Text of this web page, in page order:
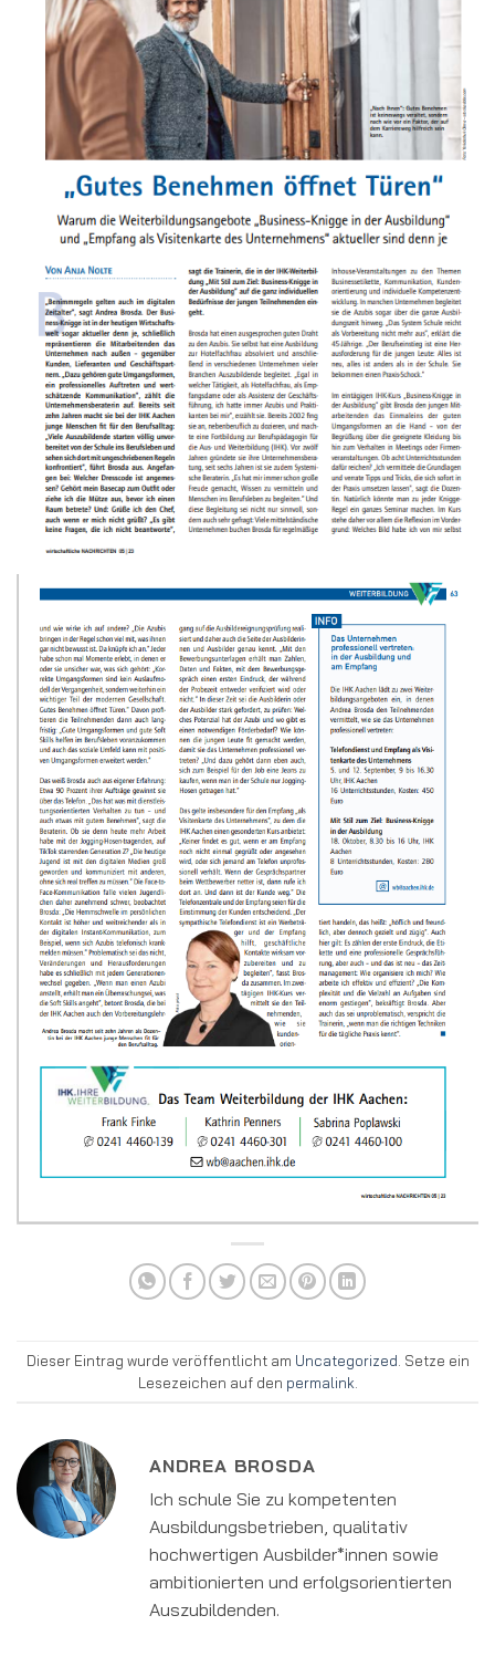
Dieser Eintrag wurde veröffentlicht am Uncategorized . Setze ein
Lesezeichen auf den permalink
ANDREA BROSDA
Ich schule Sie zu kompetenten
Ausbildungsbetrieben, qualitativ
hochwertigen Ausbilder*innen sowie
ambitionierten und erfolgsorientierten
Auszubildenden.